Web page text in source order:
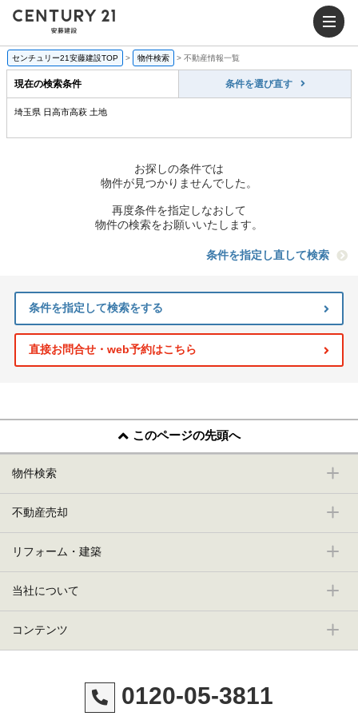
センチュリー21安藤建設TOP > 物件検索 > 不動産情報一覧
現在の検索条件 条件を選び直す
埼玉県 日高市高萩 土地
お探しの条件では
物件が見つかりませんでした。
再度条件を指定しなおして
物件の検索をお願いいたします。
条件を指定し直して検索
条件を指定して検索をする
直接お問合せ・web予約はこちら
このページの先頭へ
物件検索
不動産売却
リフォーム・建築
当社について
コンテンツ
0120-05-3811